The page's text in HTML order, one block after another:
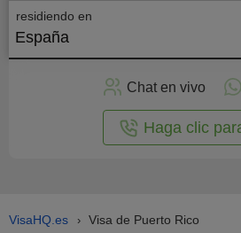
residiendo en
España
Chat en vivo
Haga clic
VisaHQ.es › Visa de Puerto Rico